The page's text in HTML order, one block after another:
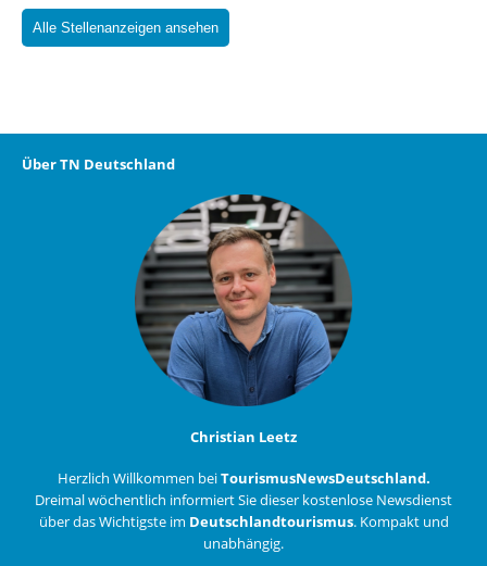
Alle Stellenanzeigen ansehen
Über TN Deutschland
Christian Leetz
Herzlich Willkommen beiTourismusNewsDeutschland.
Dreimal wöchentlich informiert Sie dieser kostenlose Newsdienst
über das Wichtigste im Deutschlandtourismus. Kompakt und
unabhängig.